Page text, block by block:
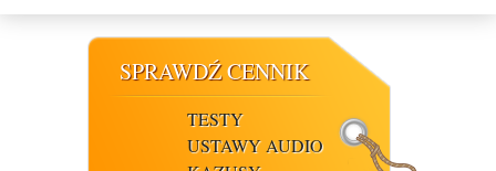
SPRAWDŹ CENNIK
TESTY
USTAWY AUDIO